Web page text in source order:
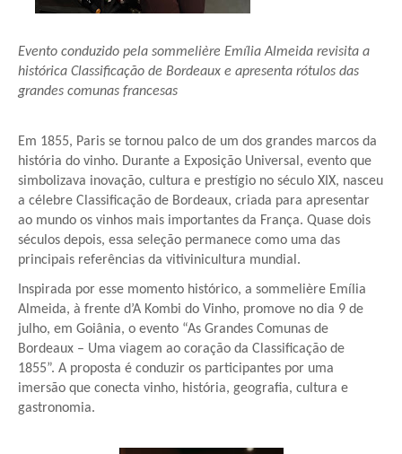
Evento conduzido pela sommelière Emília Almeida revisita a
histórica Classificação de Bordeaux e apresenta rótulos das
grandes comunas francesas
Em 1855, Paris se tornou palco de um dos grandes marcos da
história do vinho. Durante a Exposição Universal, evento que
simbolizava inovação, cultura e prestígio no século XIX, nasceu
a célebre Classificação de Bordeaux, criada para apresentar
ao mundo os vinhos mais importantes da França. Quase dois
séculos depois, essa seleção permanece como uma das
principais referências da vitivinicultura mundial.
Inspirada por esse momento histórico, a sommelière Emília
Almeida, à frente d’A Kombi do Vinho, promove no dia 9 de
julho, em Goiânia, o evento “As Grandes Comunas de
Bordeaux – Uma viagem ao coração da Classificação de
1855”. A proposta é conduzir os participantes por uma
imersão que conecta vinho, história, geografia, cultura e
gastronomia.